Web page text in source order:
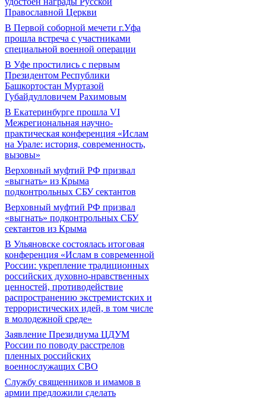
Православной Церкви
В Первой соборной мечети г.Уфа
прошла встреча с участниками
специальной военной операции
В Уфе простились с первым
Президентом Республики
Башкортостан Муртазой
Губайдулловичем Рахимовым
В Екатеринбурге прошла VI
Межрегиональная научно-
практическая конференция «Ислам
на Урале: история, современность,
вызовы»
Верховный муфтий РФ призвал
«выгнать» из Крыма
подконтрольных СБУ сектантов
Верховный муфтий РФ призвал
«выгнать» подконтрольных СБУ
сектантов из Крыма
В Ульяновске состоялась итоговая
конференция «Ислам в современной
России: укрепление традиционных
российских духовно-нравственных
ценностей, противодействие
распространению экстремистских и
террористических идей, в том числе
в молодежной среде»
Заявление Президиума ЦДУМ
России по поводу расстрелов
пленных российских
военнослужащих СВО
Службу священников и имамов в
армии предложили сделать